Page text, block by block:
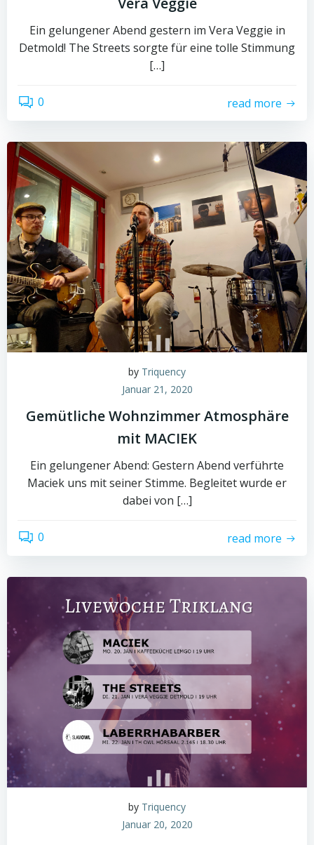
Ein gelungener Abend gestern im Vera Veggie in
Detmold! The Streets sorgte für eine tolle Stimmung
[…]
0 read more
by Triquency
Januar 21, 2020
Gemütliche Wohnzimmer Atmosphäre
mit MACIEK
Ein gelungener Abend: Gestern Abend verführte
Maciek uns mit seiner Stimme. Begleitet wurde er
dabei von […]
0 read more
by Triquency
Januar 20, 2020